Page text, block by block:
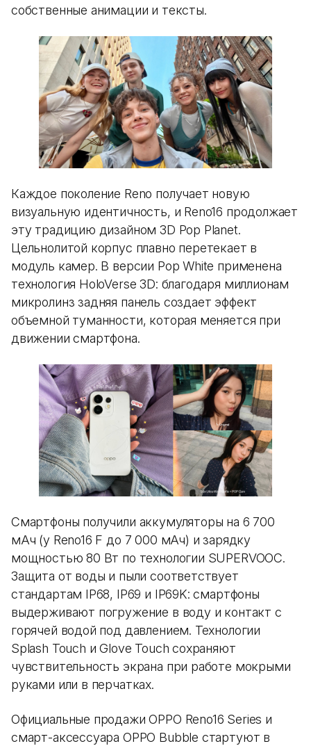
собственные анимации и тексты.
Каждое поколение Reno получает новую
визуальную идентичность, и Reno16 продолжает
эту традицию дизайном 3D Pop Planet.
Цельнолитой корпус плавно перетекает в
модуль камер. В версии Pop White применена
технология HoloVerse 3D: благодаря миллионам
микролинз задняя панель создает эффект
объемной туманности, которая меняется при
движении смартфона.
Смартфоны получили аккумуляторы на 6 700
мАч (у Reno16 F до 7 000 мАч) и зарядку
мощностью 80 Вт по технологии SUPERVOOC.
Защита от воды и пыли соответствует
стандартам IP68, IP69 и IP69K: смартфоны
выдерживают погружение в воду и контакт с
горячей водой под давлением. Технологии
Splash Touch и Glove Touch сохраняют
чувствительность экрана при работе мокрыми
руками или в перчатках.
Официальные продажи OPPO Reno16 Series и
смарт-аксессуара OPPO Bubble стартуют в